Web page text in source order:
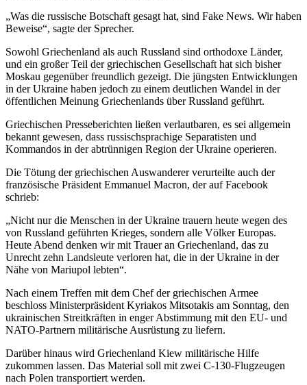
„Was die russische Botschaft gesagt hat, sind Fake News. Wir haben
Beweise“, sagte der Sprecher.
Sowohl Griechenland als auch Russland sind orthodoxe Länder,
und ein großer Teil der griechischen Gesellschaft hat sich bisher
Moskau gegenüber freundlich gezeigt. Die jüngsten Entwicklungen
in der Ukraine haben jedoch zu einem deutlichen Wandel in der
öffentlichen Meinung Griechenlands über Russland geführt.
Griechischen Presseberichten ließen verlautbaren, es sei allgemein
bekannt gewesen, dass russischsprachige Separatisten und
Kommandos in der abtrünnigen Region der Ukraine operieren.
Die Tötung der griechischen Auswanderer verurteilte auch der
französische Präsident Emmanuel Macron, der auf Facebook
schrieb:
„Nicht nur die Menschen in der Ukraine trauern heute wegen des
von Russland geführten Krieges, sondern alle Völker Europas.
Heute Abend denken wir mit Trauer an Griechenland, das zu
Unrecht zehn Landsleute verloren hat, die in der Ukraine in der
Nähe von Mariupol lebten“.
Nach einem Treffen mit dem Chef der griechischen Armee
beschloss Ministerpräsident Kyriakos Mitsotakis am Sonntag, den
ukrainischen Streitkräften in enger Abstimmung mit den EU- und
NATO-Partnern militärische Ausrüstung zu liefern.
Darüber hinaus wird Griechenland Kiew militärische Hilfe
zukommen lassen. Das Material soll mit zwei C-130-Flugzeugen
nach Polen transportiert werden.